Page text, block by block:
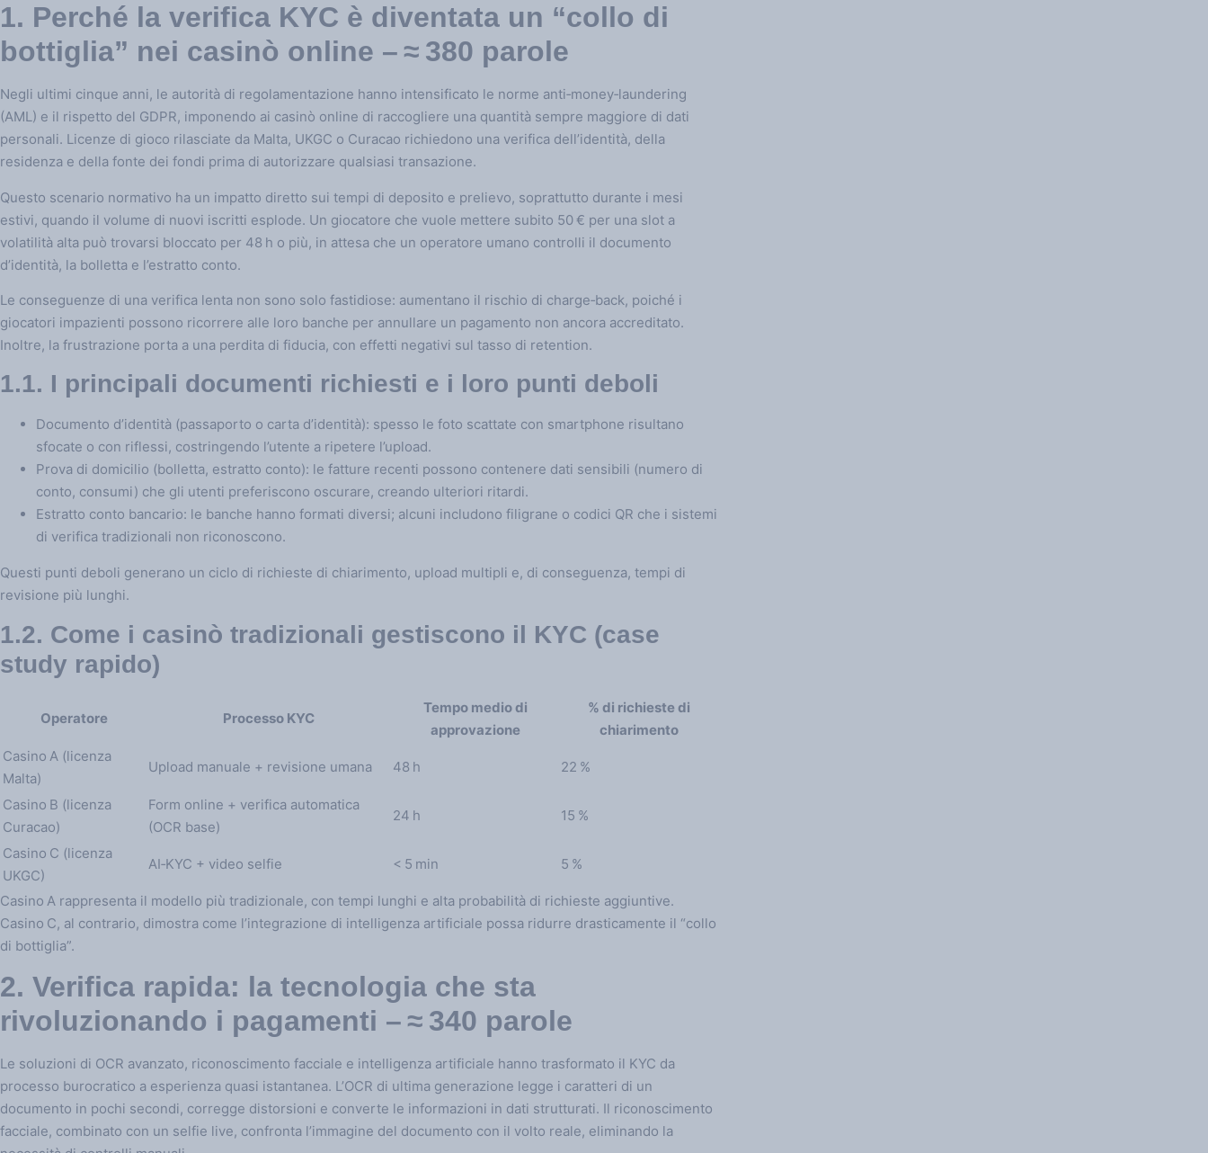
1. Perché la verifica KYC è diventata un “collo di
bottiglia” nei casinò online – ≈ 380 parole
Negli ultimi cinque anni, le autorità di regolamentazione hanno intensificato le norme anti‑money‑laundering
(AML) e il rispetto del GDPR, imponendo ai casinò online di raccogliere una quantità sempre maggiore di dati
personali. Licenze di gioco rilasciate da Malta, UKGC o Curacao richiedono una verifica dell’identità, della
residenza e della fonte dei fondi prima di autorizzare qualsiasi transazione.
Questo scenario normativo ha un impatto diretto sui tempi di deposito e prelievo, soprattutto durante i mesi
estivi, quando il volume di nuovi iscritti esplode. Un giocatore che vuole mettere subito 50 € per una slot a
volatilità alta può trovarsi bloccato per 48 h o più, in attesa che un operatore umano controlli il documento
d’identità, la bolletta e l’estratto conto.
Le conseguenze di una verifica lenta non sono solo fastidiose: aumentano il rischio di charge‑back, poiché i
giocatori impazienti possono ricorrere alle loro banche per annullare un pagamento non ancora accreditato.
Inoltre, la frustrazione porta a una perdita di fiducia, con effetti negativi sul tasso di retention.
1.1. I principali documenti richiesti e i loro punti deboli
Documento d’identità (passaporto o carta d’identità): spesso le foto scattate con smartphone risultano
sfocate o con riflessi, costringendo l’utente a ripetere l’upload.
Prova di domicilio (bolletta, estratto conto): le fatture recenti possono contenere dati sensibili (numero di
conto, consumi) che gli utenti preferiscono oscurare, creando ulteriori ritardi.
Estratto conto bancario: le banche hanno formati diversi; alcuni includono filigrane o codici QR che i sistemi
di verifica tradizionali non riconoscono.
Questi punti deboli generano un ciclo di richieste di chiarimento, upload multipli e, di conseguenza, tempi di
revisione più lunghi.
1.2. Come i casinò tradizionali gestiscono il KYC (case
study rapido)
Operatore Processo KYC
Tempo medio di
approvazione
% di richieste di
chiarimento
Casino A (licenza
Malta)
Upload manuale + revisione umana 48 h 22 %
Casino B (licenza
Curacao)
Form online + verifica automatica
(OCR base)
24 h 15 %
Casino C (licenza
UKGC)
AI‑KYC + video selfie < 5 min 5 %
Casino A rappresenta il modello più tradizionale, con tempi lunghi e alta probabilità di richieste aggiuntive.
Casino C, al contrario, dimostra come l’integrazione di intelligenza artificiale possa ridurre drasticamente il “collo
di bottiglia”.
2. Verifica rapida: la tecnologia che sta
rivoluzionando i pagamenti – ≈ 340 parole
Le soluzioni di OCR avanzato, riconoscimento facciale e intelligenza artificiale hanno trasformato il KYC da
processo burocratico a esperienza quasi istantanea. L’OCR di ultima generazione legge i caratteri di un
documento in pochi secondi, corregge distorsioni e converte le informazioni in dati strutturati. Il riconoscimento
facciale, combinato con un selfie live, confronta l’immagine del documento con il volto reale, eliminando la